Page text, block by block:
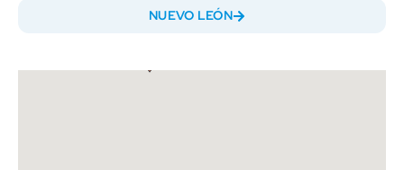
NUEVO LEÓN
Nuevo León